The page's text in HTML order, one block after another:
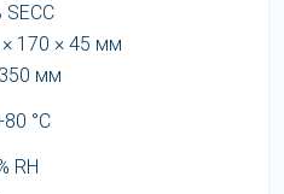
SECC
170 × 45 мм
мм
°C
RH